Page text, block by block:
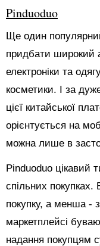
Pinduoduo
Ще один
придбати широкий
електроніки та
косметики. І за
цієї китайської
орієнтується на
можна лише в
Pinduoduo цікавий
спільних покупках.
покупку, а менша -
маркетплейсі
надання покупцям